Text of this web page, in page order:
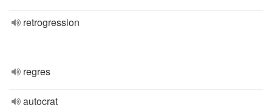
retrogression
regres
autocrat